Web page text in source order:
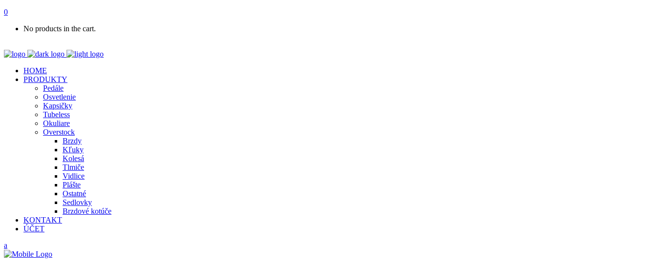
0
No products in the cart.
HOME
PRODUKTY
Pedále
Osvetlenie
Kapsičky
Tubeless
Okuliare
Overstock
Brzdy
Kľuky
Kolesá
Tlmiče
Vidlice
Plášte
Ostatné
Sedlovky
Brzdové kotúče
KONTAKT
ÚČET